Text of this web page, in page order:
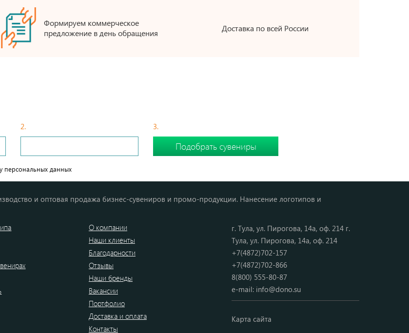
Формируем коммерческое
предложение в день обращения
Доставка по всей России
2.С Вами свяжется менеджер 3.
персональных данных
и оптовая продажа бизнес-сувениров и промо-продукции. Нанесение логотипов и
О компании
Наши клиенты
Благодарности
Отзывы
Наши бренды
Вакансии
Портфолио
Доставка и оплата
Контакты
г. Тула, ул. Пирогова, 14а, оф. 214 г.
Тула, ул. Пирогова, 14а, оф. 214
+7(4872)702-157
+7(4872)702-866
8(800) 555-80-87
e-mail: info@dono.su
Карта сайта